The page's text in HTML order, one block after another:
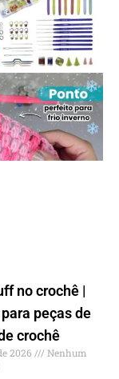
no crochê |
peças de
crochê
2026
Nenhum